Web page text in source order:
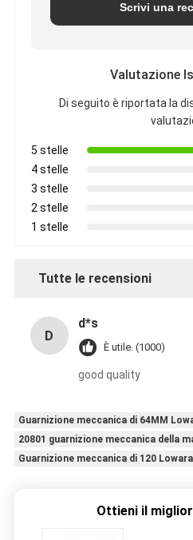
Scrivi una
Valutazione
Di seguito è riportata la
5 stelle
4 stelle
3 stelle
2 stelle
1 stelle
Tutte le recensioni
D
d*s
È utile. (1000)
good quality
Guarnizione meccanica di 64MM
20801 guarnizione meccanica della
Guarnizione meccanica di 120 Lowara
Ottieni il